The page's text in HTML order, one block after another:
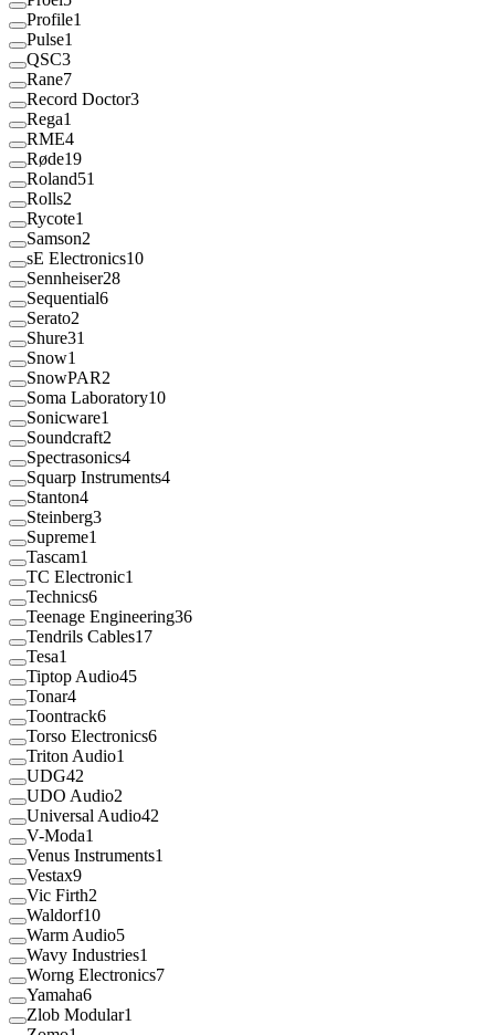
Profile1
Pulse1
QSC3
Rane7
Record Doctor3
Rega1
RME4
Røde19
Roland51
Rolls2
Rycote1
Samson2
sE Electronics10
Sennheiser28
Sequential6
Serato2
Shure31
Snow1
SnowPAR2
Soma Laboratory10
Sonicware1
Soundcraft2
Spectrasonics4
Squarp Instruments4
Stanton4
Steinberg3
Supreme1
Tascam1
TC Electronic1
Technics6
Teenage Engineering36
Tendrils Cables17
Tesa1
Tiptop Audio45
Tonar4
Toontrack6
Torso Electronics6
Triton Audio1
UDG42
UDO Audio2
Universal Audio42
V-Moda1
Venus Instruments1
Vestax9
Vic Firth2
Waldorf10
Warm Audio5
Wavy Industries1
Worng Electronics7
Yamaha6
Zlob Modular1